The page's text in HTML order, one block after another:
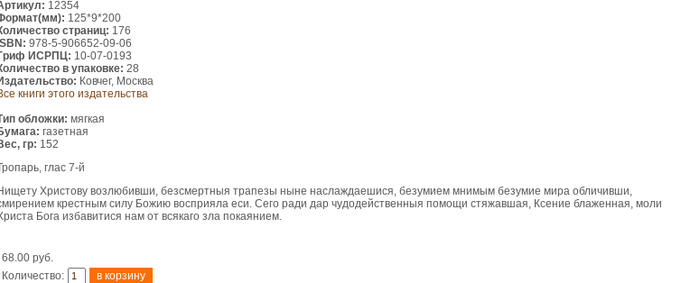
12354
125*9*200
страниц: 176
ISBN: 978-5-906652-09-06
ИСРПЦ: 10-07-0193
в упаковке: 28
Ковчег, Москва
книги этого издательства
обложки: мягкая
газетная
гр: 152
глас 7-й
Христову возлюбивши, безсмертныя трапезы ныне наслаждаешися, безумием мнимым безумие мира обличивши,
крестным силу Божию восприяла еси. Сего ради дар чудодейственныя помощи стяжавшая, Ксение блаженная, моли
Бога избавитися нам от всякаго зла покаянием.
68.00 руб.
Количество: